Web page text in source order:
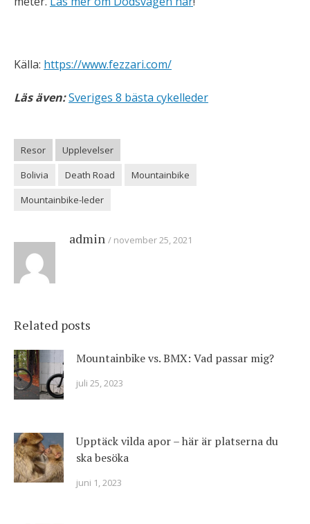
Källa: https://www.fezzari.com/
Läs även:Sveriges 8 bästa cykelleder
Resor
Upplevelser
Bolivia
Death Road
Mountainbike
Mountainbike-leder
admin november 25, 2021
Related posts
Mountainbike vs. BMX: Vad passar mig?
juli 25, 2023
Upptäck vilda apor – här är platserna du
ska besöka
juni 1, 2023